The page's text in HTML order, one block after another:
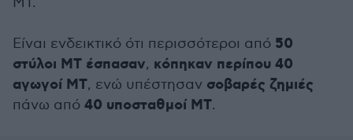
Είναι ενδεικτικό ότι περισσότεροι από 50
στύλοι ΜΤ έσπασαν, κόπηκαν περίπου 40
αγωγοί ΜΤ, ενώ υπέστησαν σοβαρές ζημιές
πάνω από 40 υποσταθμοί ΜΤ.